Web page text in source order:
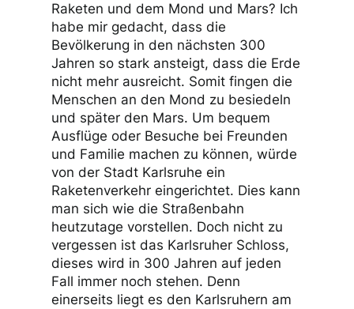
Raketen und dem Mond und Mars? Ich
habe mir gedacht, dass die
Bevölkerung in den nächsten 300
Jahren so stark ansteigt, dass die Erde
nicht mehr ausreicht. Somit fingen die
Menschen an den Mond zu besiedeln
und später den Mars. Um bequem
Ausflüge oder Besuche bei Freunden
und Familie machen zu können, würde
von der Stadt Karlsruhe ein
Raketenverkehr eingerichtet. Dies kann
man sich wie die Straßenbahn
heutzutage vorstellen. Doch nicht zu
vergessen ist das Karlsruher Schloss,
dieses wird in 300 Jahren auf jeden
Fall immer noch stehen. Denn
einerseits liegt es den Karlsruhern am